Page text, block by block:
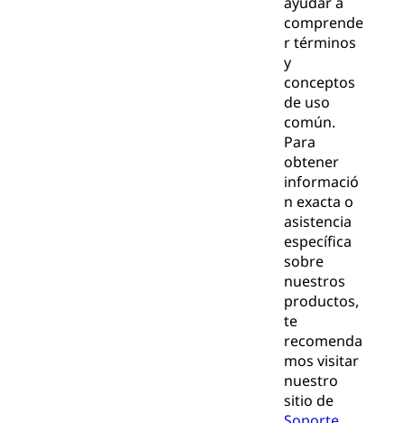
comprende
r términos
y
conceptos
de uso
común.
Para
obtener
informació
n exacta o
asistencia
específica
sobre
nuestros
productos,
te
recomenda
mos visitar
nuestro
sitio de